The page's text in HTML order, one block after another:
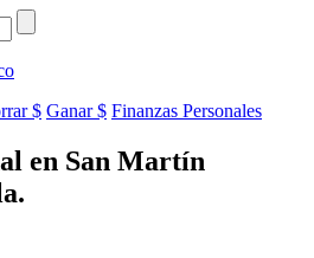
$ Ganar $ Finanzas Personales
en San Martín